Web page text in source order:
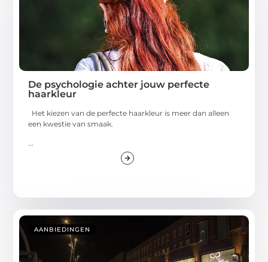
De psychologie achter jouw perfecte
haarkleur
Het kiezen van de perfecte haarkleur is meer dan alleen
een kwestie van smaak.
...
AANBIEDINGEN